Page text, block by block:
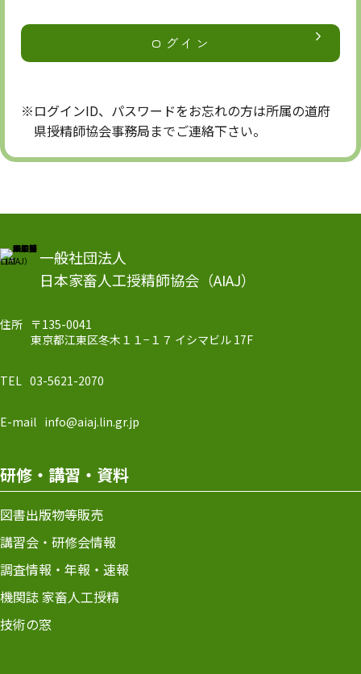
※ログインID、パスワードをお忘れの方は所属の道府
県授精師協会事務局までご連絡下さい。
一般社団法人
日本家畜人工授精師協会（AIAJ）
住所 〒135-0041
東京都江東区冬木１１−１７ イシマビル 17F
TEL 03-5621-2070
E-mail info@aiaj.lin.gr.jp
研修・講習・資料
図書出版物等販売
講習会・研修会情報
調査情報・年報・速報
機関誌 家畜人工授精
技術の窓